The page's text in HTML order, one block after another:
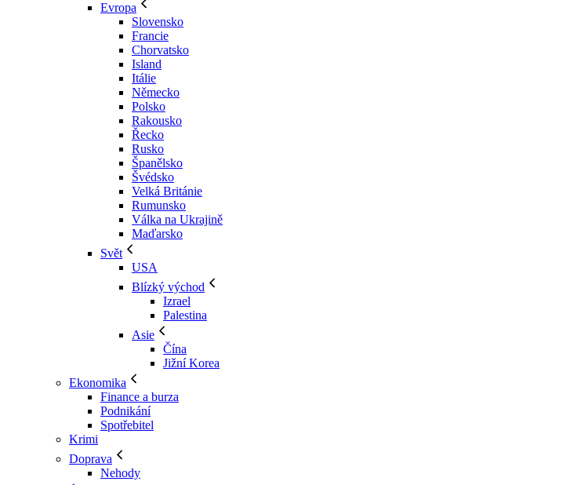
Evropa
Slovensko
Francie
Chorvatsko
Island
Itálie
Německo
Polsko
Rakousko
Řecko
Rusko
Španělsko
Švédsko
Velká Británie
Rumunsko
Válka na Ukrajině
Maďarsko
Svět
USA
Blízký východ
Izrael
Palestina
Asie
Čína
Jižní Korea
Ekonomika
Finance a burza
Podnikání
Spotřebitel
Krimi
Doprava
Nehody